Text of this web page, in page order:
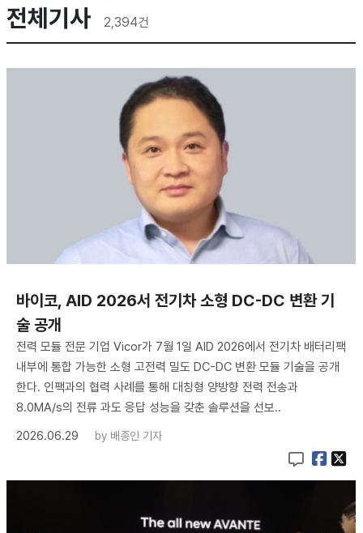
전체기사 2,394건
바이코, AID 2026서 전기차 소형 DC-DC 변환 기
술 공개
전력 모듈 전문 기업 Vicor가 7월 1일 AID 2026에서 전기차 배터리팩
내부에 통합 가능한 소형 고전력 밀도 DC-DC 변환 모듈 기술을 공개
한다. 인팩과의 협력 사례를 통해 대칭형 양방향 전력 전송과
8.0MA/s의 전류 과도 응답 성능을 갖춘 솔루션을 선보..
2026.06.29
by 배종인 기자